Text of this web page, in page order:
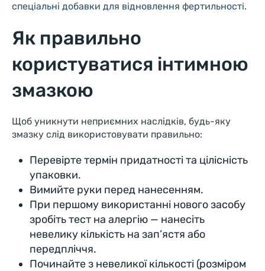
спеціальні добавки для відновлення фертильності.
Як правильно
користуватися інтимною
змазкою
Щоб уникнути неприємних наслідків, будь-яку
змазку слід використовувати правильно:
Перевірте термін придатності та цілісність
упаковки.
Вимийте руки перед нанесенням.
При першому використанні нового засобу
зробіть тест на алергію — нанесіть
невелику кількість на зап’ястя або
передпліччя.
Починайте з невеликої кількості (розміром